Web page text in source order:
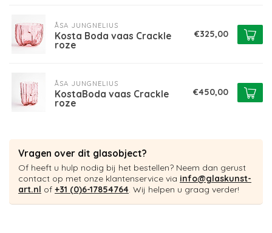
ÅSA JUNGNELIUS
Kosta Boda vaas Crackle
roze
€325,00
ÅSA JUNGNELIUS
KostaBoda vaas Crackle
roze
€450,00
Vragen over dit glasobject?
Of heeft u hulp nodig bij het bestellen? Neem dan gerust
contact op met onze klantenservice via info@glaskunst-
art.nl of +31 (0)6-17854764. Wij helpen u graag verder!